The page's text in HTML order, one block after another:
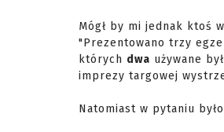
Mógł by mi jednak ktoś
"Prezentowano trzy
których dwa używane
imprezy targowej
Natomiast w pytaniu